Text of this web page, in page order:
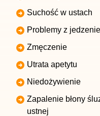
Suchość w ustach
Problemy z
Zmęczenie
Utrata apetytu
Niedożywienie
Zapalenie błony
ustnej